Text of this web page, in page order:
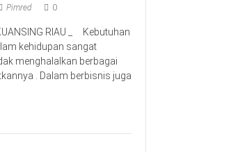
Pimred 0
RIAU _ Kebutuhan
kehidupan sangat
menghalalkan berbagai
. Dalam berbisnis juga